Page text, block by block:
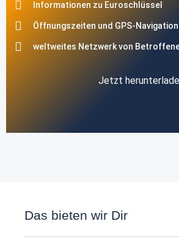
Informationen zu Euroschlüssel
Öffnungszeiten und GPS-Navigation
weltweites Netzwerk von
Jetzt
Das bieten wir Dir